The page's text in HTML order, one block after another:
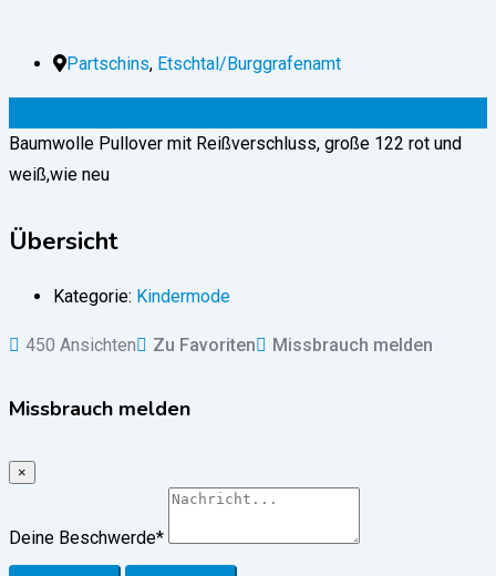
Partschins, Etschtal/Burggrafenamt
Baumwolle Pullover mit Reißverschluss, große 122 rot und
weiß,wie neu
Übersicht
Kategorie: Kindermode
450 Ansichten Zu Favoriten Missbrauch melden
Missbrauch melden
×
Deine Beschwerde*